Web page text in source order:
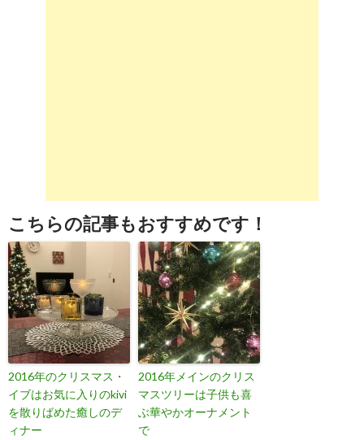
こちらの記事もおすすめです！
2016年のクリスマス・
イブはお気に入りのkivi
を散りばめた癒しのデ
ィナー
2016年メインのクリス
マスツリーは子供も喜
ぶ華やかオーナメント
で